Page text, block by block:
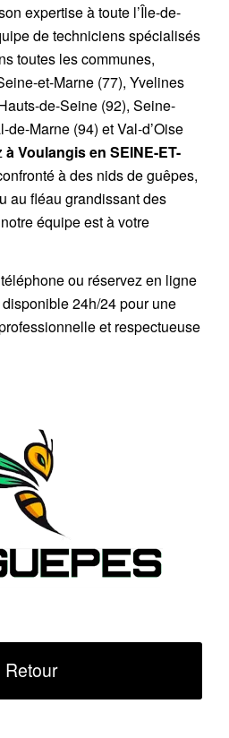
expertise à toute l’Île-de-
de techniciens spécialisés
toutes les communes,
et-Marne (77), Yvelines
de-Seine (92), Seine-
Marne (94) et Val-d’Oise
à Voulangisen SEINE-ET-
à des nids de guêpes,
au fléau grandissant des
équipe est à votre
téléphoneou réservez en ligne
24h/24pour une
et respectueuse
Retour